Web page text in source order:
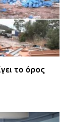
το όρος